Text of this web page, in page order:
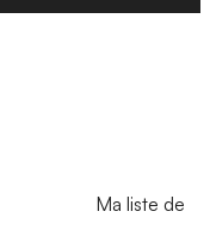
Ma liste de